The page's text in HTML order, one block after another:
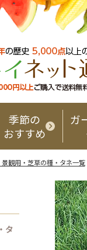
季節の
おすすめ
ガ
観用・芝草の種・タネ一覧
タ